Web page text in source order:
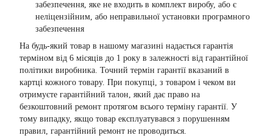
забезпечення, яке не входить в комплект виробу, або є
неліцензійним, або неправильної установки програмного
забезпечення
На будь-який товар в нашому магазині надається гарантія
терміном від 6 місяців до 1 року в залежності від гарантійної
політики виробника. Точний термін гарантії вказаний в
картці кожного товару. При покупці, з товаром і чеком ви
отримуєте гарантійний талон, який дає право на
безкоштовний ремонт протягом всього терміну гарантії. У
тому випадку, якщо товар експлуатувався з порушенням
правил, гарантійний ремонт не проводиться.